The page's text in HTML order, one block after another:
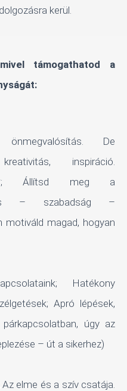
kerül.
támogathatod a
De
inspiráció.
Állítsd meg a
– szabadság –
motiváld magad, hogyan
Hatékony
Apró lépések,
úgy az
– út a sikerhez)
elme és a szív csatája.